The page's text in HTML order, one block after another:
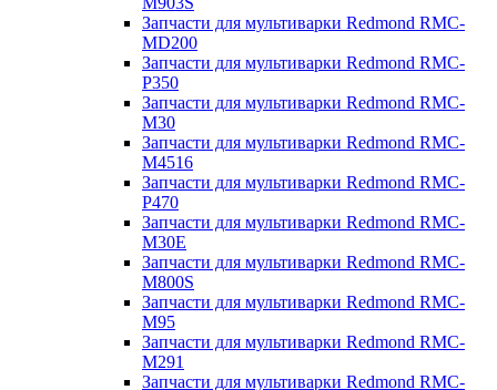
Запчасти для мультиварки Redmond RMC-
MD200
Запчасти для мультиварки Redmond RMC-
P350
Запчасти для мультиварки Redmond RMC-
M30
Запчасти для мультиварки Redmond RMC-
M4516
Запчасти для мультиварки Redmond RMC-
P470
Запчасти для мультиварки Redmond RMC-
M30E
Запчасти для мультиварки Redmond RMC-
M800S
Запчасти для мультиварки Redmond RMC-
M95
Запчасти для мультиварки Redmond RMC-
M291
Запчасти для мультиварки Redmond RMC-